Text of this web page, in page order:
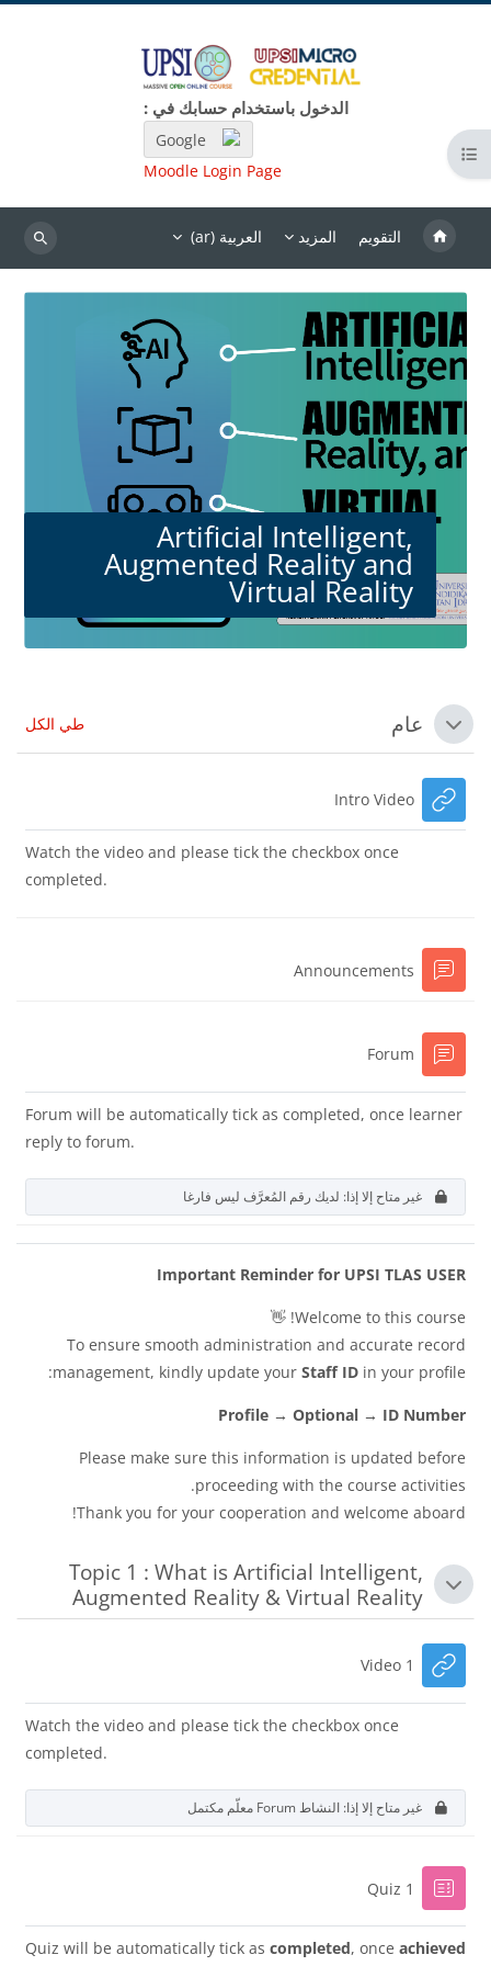
الدخول باستخدام حسابك في :
Google
Moodle Login Page
التقويم المزيد العربية ‎(ar)‎
بحث
فتح فهرس المقرر
Artificial Intelligent,
Augmented Reality and
Virtual Reality
الكتل
الخطوط العريضة للقسم
طي عام طي الكل
Intro Video
Watch the video and please tick the checkbox once
completed.
Announcements
Forum
Forum will be automatically tick as completed, once learner
reply to forum.
غير متاح إلا إذا: لديك رقم المُعرَّف ليس فارغا
Important Reminder for UPSI TLAS USER
Welcome to this course! 👋
To ensure smooth administration and accurate record
management, kindly update your Staff ID in your profile:
Profile → Optional → ID Number
Please make sure this information is updated before
proceeding with the course activities.
Thank you for your cooperation and welcome aboard!
طي
Topic 1 : What is Artificial Intelligent,
Augmented Reality & Virtual Reality
Video 1رابط الكتروني
Watch the video and please tick the checkbox once
completed.
غير متاح إلا إذا: النشاطForum معلّم مكتمل
Quiz 1
Quiz will be automatically tick as completed, once achieved